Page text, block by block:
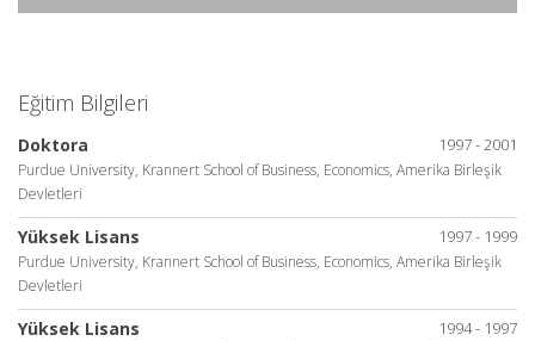
Eğitim Bilgileri
1997 - 2001
Doktora
Purdue University, Krannert School of Business, Economics, Amerika Birleşik
Devletleri
1997 - 1999
Yüksek Lisans
Purdue University, Krannert School of Business, Economics, Amerika Birleşik
Devletleri
1994 - 1997
Yüksek Lisans